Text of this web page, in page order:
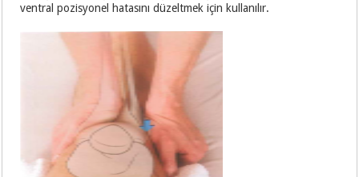
ventral pozisyonel hatasını düzeltmek için kullanılır.